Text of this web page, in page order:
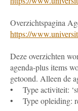
Overzichtspagina
https://
Deze overzichten
agenda-plus items
getoond. Alleen de
• Type activiteit:
• Type opleiding: